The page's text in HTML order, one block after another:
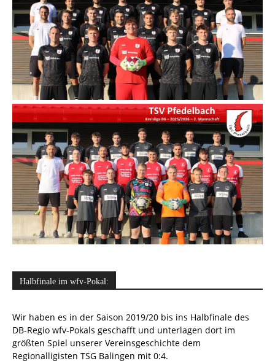
Halbfinale im wfv-Pokal:
Wir haben es in der Saison 2019/20 bis ins Halbfinale des
DB-Regio wfv-Pokals geschafft und unterlagen dort im
größten Spiel unserer Vereinsgeschichte dem
Regionalligisten TSG Balingen mit 0:4.